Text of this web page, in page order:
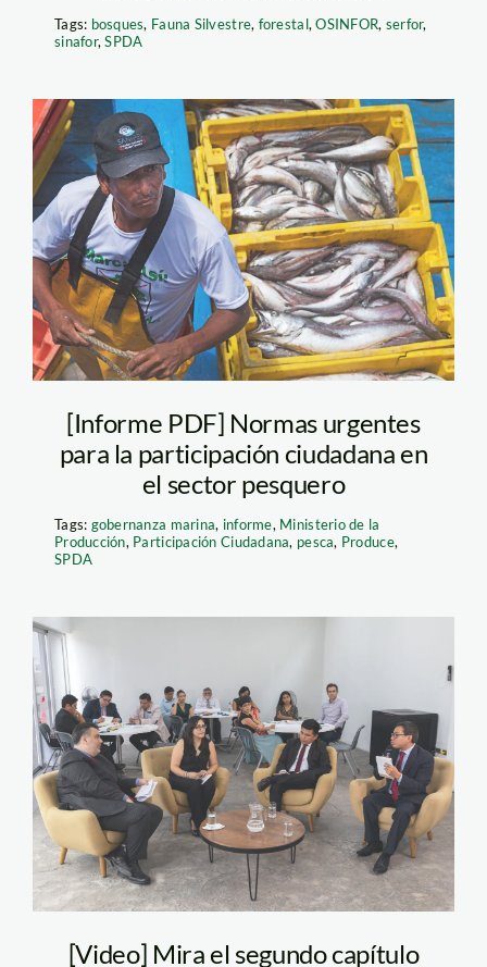
Tags: bosques, Fauna Silvestre, forestal,OSINFOR, serfor,
sinafor,SPDA
WHW_3434
[Informe PDF] Normas urgentes
para la participación ciudadana en
el sector pesquero
Tags: gobernanza marina, informe, Ministerio de la
Producción, Participación Ciudadana, pesca, Produce,
SPDA
sesiones-spda—2—
spda
[Video] Mira el segundo capítulo